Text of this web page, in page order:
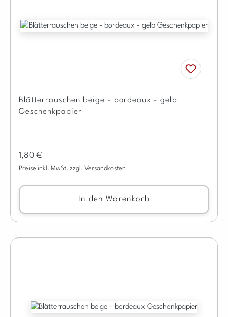
Blätterrauschen beige - bordeaux - gelb
Geschenkpapier
Regulärer Preis:
1,80 €
Preise inkl. MwSt. zzgl. Versandkosten
In den Warenkorb